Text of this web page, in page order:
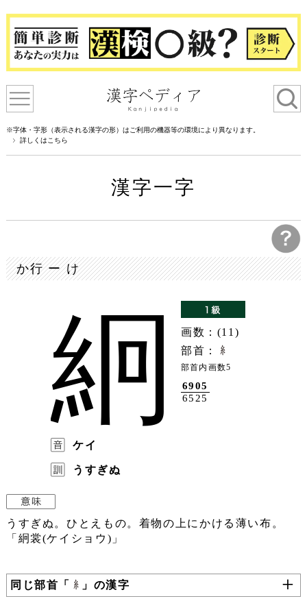
※字体・字形（表示される漢字の形）はご利用の機器等の環境により異なります。
詳しくはこちら
漢字一字
か行 ー け
絅
画数：(11)
部首：
部首内画数5
6905
6525
ケイ
うすぎぬ
うすぎぬ。ひとえもの。着物の上にかける薄い布。
「絅裳(ケイショウ)」
同じ部首「 」の漢字